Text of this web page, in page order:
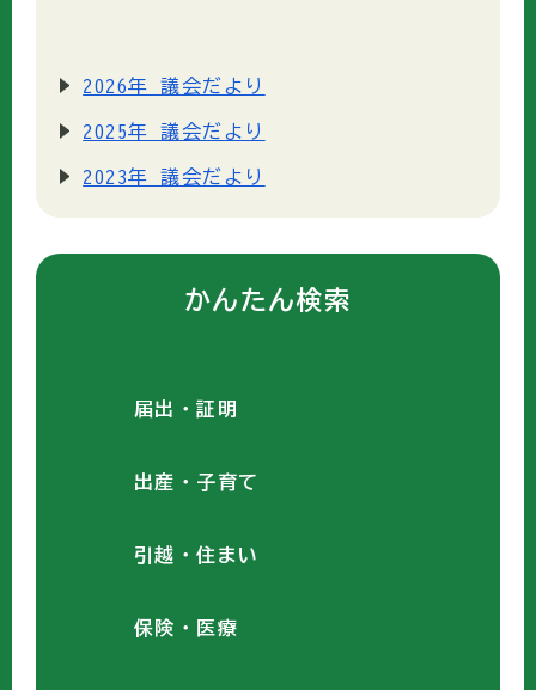
2026年 議会だより
2025年 議会だより
2023年 議会だより
かんたん検索
届出・証明
出産・子育て
引越・住まい
保険・医療